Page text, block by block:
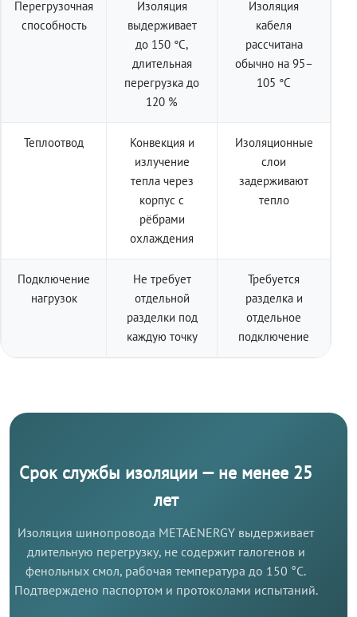
Перегрузочная
способность
Изоляция
выдерживает
до 150 °C,
длительная
перегрузка до
120 %
Изоляция
кабеля
рассчитана
обычно на 95–
105 °C
Теплоотвод
Конвекция и
излучение
тепла через
корпус с
рёбрами
охлаждения
Изоляционные
слои
задерживают
тепло
Подключение
нагрузок
Не требует
отдельной
разделки под
каждую точку
Требуется
разделка и
отдельное
подключение
Срок службы изоляции — не менее 25
лет
Изоляция шинопровода METAENERGY выдерживает
длительную перегрузку, не содержит галогенов и
фенольных смол, рабочая температура до 150 °C.
Подтверждено паспортом и протоколами испытаний.